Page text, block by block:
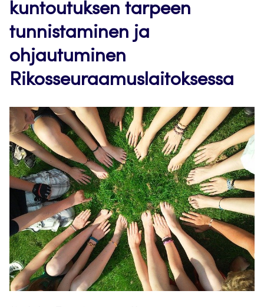
kuntoutuksen tarpeen
tunnistaminen ja
ohjautuminen
Rikosseuraamuslaitoksessa